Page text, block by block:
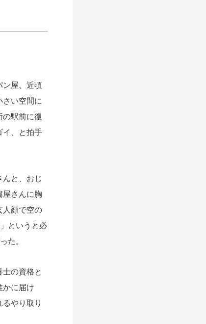
ン屋、近頃
い空間に
の駅前に復
イ、と拍手
と、おじ
屋さんに胸
人顔で空の
というと必
た。
の資格と
かに届け
やり取り